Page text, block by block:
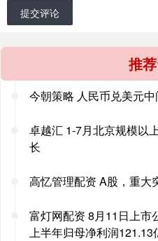
提交评论
推
今朝策略 人民币兑美元
卓越汇 1-7月北京规模以
长
高忆管理配资 A股，重大
富灯网配资 8月11日上市
上半年归母净利润